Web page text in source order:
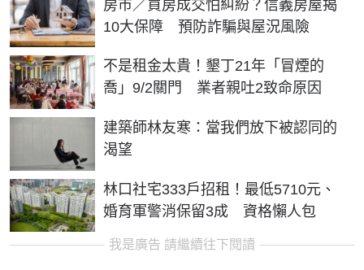
房市／買房成交怕糾紛？信義房屋揭
10大保障 預防詐騙與屋況風險
不是租金太貴！墾丁21年「冒煙的
喬」9/2關門 業者親吐2致命原因
建築師林友寒：當我們放下被認同的
渴望
林口社宅333戶招租！最低5710元、
婚育軍警消保留3成 資格懶人包
我是廣告 請繼續往下閱讀